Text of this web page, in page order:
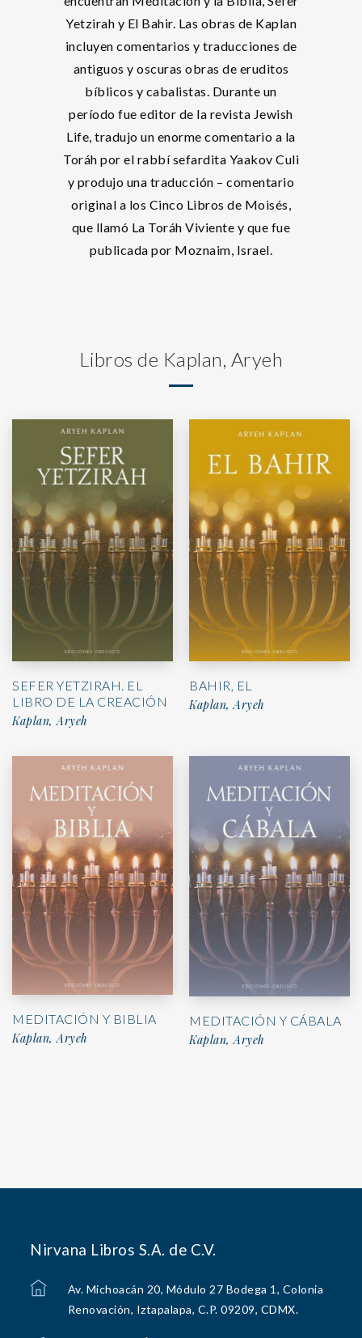
Yetzirah y El Bahir. Las obras de Kaplan
incluyen comentarios y traducciones de
antiguos y oscuras obras de eruditos
bíblicos y cabalistas. Durante un
período fue editor de la revista Jewish
Life, tradujo un enorme comentario a la
Toráh por el rabbí sefardita Yaakov Culi
y produjo una traducción – comentario
original a los Cinco Libros de Moisés,
que llamó La Toráh Viviente y que fue
publicada por Moznaim, Israel.
Libros de Kaplan, Aryeh
SEFER YETZIRAH. EL
LIBRO DE LA CREACIÓN
Kaplan, Aryeh
BAHIR, EL
Kaplan, Aryeh
MEDITACIÓN Y BIBLIA
Kaplan, Aryeh
MEDITACIÓN Y CÁBALA
Kaplan, Aryeh
Nirvana Libros S.A. de C.V.
Av. Michoacán 20, Módulo 27 Bodega 1, Colonia
Renovación, Iztapalapa, C.P. 09209, CDMX.